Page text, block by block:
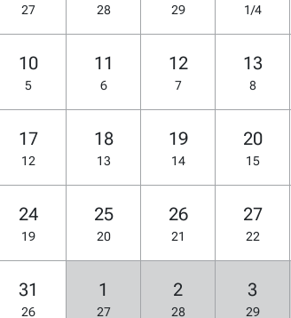
27 28 29 1/4
10
5
11
6
12
7
13
8
17
12
18
13
19
14
20
15
24
19
25
20
26
21
27
22
31
26
1
27
2
28
3
29